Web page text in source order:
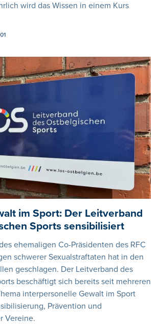
wird das Wissen in einem Kurs
im Sport: Der Leitverband
Sports sensibilisiert
ehemaligen Co-Präsidenten des RFC
schwerer Sexualstraftaten hat in den
geschlagen. Der Leitverband des
beschäftigt sich bereits seit mehreren
interpersonelle Gewalt im Sport
Prävention und
Vereine.